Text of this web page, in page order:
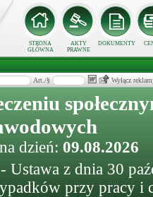
STRONA
GŁÓWNA
AKTY
PRAWNE
DOKUMENTY
Art./§ Wyłącz
dzień: 09.08.2026
z dnia 30
przy pracy